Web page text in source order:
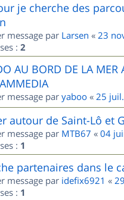
je cherche des
message par Larsen « 23
: 2
AU BORD DE LA MER
message par yaboo « 25
autour de Saint-Lô et
message par MTB67 « 04
: 1
partenaires dans le
message par idefix6921 «
: 1